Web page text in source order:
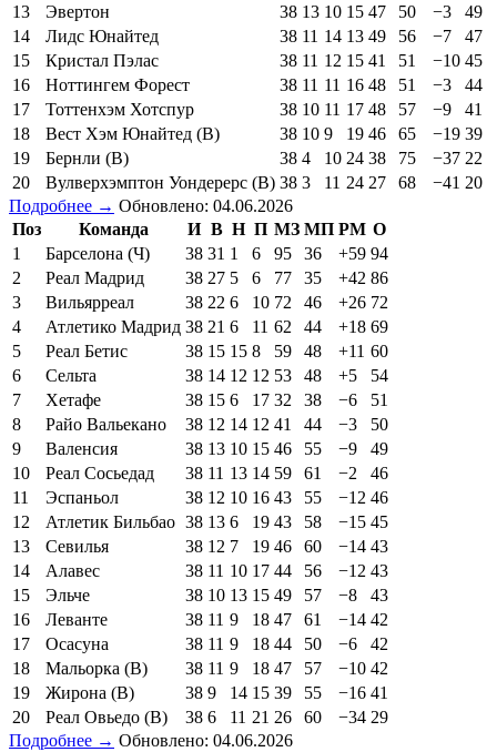
13
Эвертон 38 13 10 15 47 50 −3
49
14
Лидс Юнайтед 38 11 14 13 49 56 −7
47
15
Кристал Пэлас 38 11 12 15 41 51 −10 45
16
Ноттингем Форест 38 11 11 16 48 51 −3
44
17
Тоттенхэм Хотспур 38 10 11 17 48 57 −9
41
18
Вест Хэм Юнайтед (В) 38 10 9 19 46 65 −19 39
19
Бернли (В) 38 4 10 24 38 75 −37 22
20
Вулверхэмптон Уондерерс (В) 38 3 11 24 27 68 −41 20
Подробнее → Обновлено: 04.06.2026
Поз
Команда И В Н П МЗ МП РМ О
1
Барселона (Ч) 38 31 1 6 95 36 +59 94
2
Реал Мадрид 38 27 5 6 77 35 +42 86
3
Вильярреал 38 22 6 10 72 46 +26 72
4
Атлетико Мадрид 38 21 6 11 62 44 +18 69
5
Реал Бетис 38 15 15 8 59 48 +11 60
6
Сельта 38 14 12 12 53 48 +5
54
7
Хетафе 38 15 6 17 32 38 −6
51
8
Райо Вальекано 38 12 14 12 41 44 −3
50
9
Валенсия 38 13 10 15 46 55 −9
49
10
Реал Сосьедад 38 11 13 14 59 61 −2
46
11
Эспаньол 38 12 10 16 43 55 −12 46
12
Атлетик Бильбао 38 13 6 19 43 58 −15 45
13
Севилья 38 12 7 19 46 60 −14 43
14
Алавес 38 11 10 17 44 56 −12 43
15
Эльче 38 10 13 15 49 57 −8
43
16
Леванте 38 11 9 18 47 61 −14 42
17
Осасуна 38 11 9 18 44 50 −6
42
18
Мальорка (В) 38 11 9 18 47 57 −10 42
19
Жирона (В) 38 9 14 15 39 55 −16 41
20
Реал Овьедо (В) 38 6 11 21 26 60 −34 29
Подробнее → Обновлено: 04.06.2026